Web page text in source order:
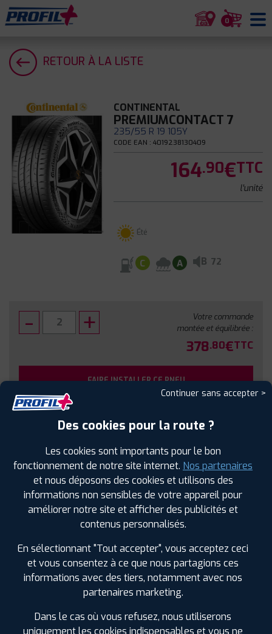
0
RETOUR À LA LISTE
CONTINENTAL
PREMIUMCONTACT 7
235/55 R 19 105Y
CODE EAN : 4019238130409
164.90€TTC
l'unité
Été
C A B 72
Votre commande
montée et équilibrée :
378.80€TTC
FAIRE INSTALLER CE PNEU
Sous réserve de disponibilité en agence
SPÉCIFICATIONS AVIS CLIENTS ÉTIQUETAGE
Étiquetage
Continuer sans accepter >
Des cookies pour la route ?
Les cookies sont importants pour le bon
fonctionnement de notre site internet. Nos partenaires
et nous déposons des cookies et utilisons des
informations non sensibles de votre appareil pour
améliorer notre site et afficher des publicités et
contenus personnalisés.
En sélectionnant "Tout accepter", vous acceptez ceci
et vous consentez à ce que nous partagions ces
informations avec des tiers, notamment avec nos
partenaires marketing.
Dans le cas où vous refusez, nous utiliserons
uniquement les cookies indispensables et vous ne